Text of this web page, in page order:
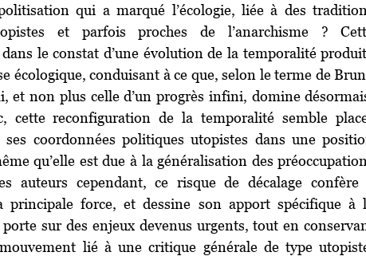
qui a marqué l’écologie, liée à des
et parfois proches de l’anarchisme ?
le constat d’une évolution de la temporalité
écologique, conduisant à ce que, selon le terme de
et non plus celle d’un progrès infini, domine
cette reconfiguration de la temporalité semble
ses coordonnées politiques utopistes dans une
qu’elle est due à la généralisation des
auteurs cependant, ce risque de décalage confère
principale force, et dessine son apport spécifique à
porte sur des enjeux devenus urgents, tout en
lié à une critique générale de type